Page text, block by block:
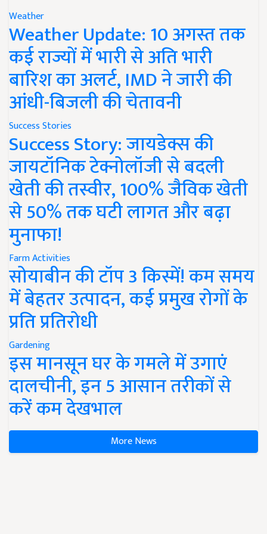
Weather
Weather Update: 10 अगस्त तक
कई राज्यों में भारी से अति भारी
बारिश का अलर्ट, IMD ने जारी की
आंधी-बिजली की चेतावनी
Success Stories
Success Story: जायडेक्स की
जायटॉनिक टेक्नोलॉजी से बदली
खेती की तस्वीर, 100% जैविक खेती
से 50% तक घटी लागत और बढ़ा
मुनाफा!
Farm Activities
सोयाबीन की टॉप 3 किस्में! कम समय
में बेहतर उत्पादन, कई प्रमुख रोगों के
प्रति प्रतिरोधी
Gardening
इस मानसून घर के गमले में उगाएं
दालचीनी, इन 5 आसान तरीकों से
करें कम देखभाल
More News